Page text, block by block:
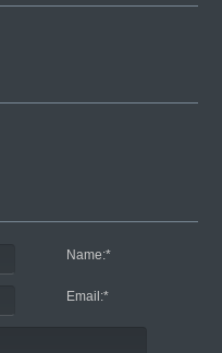
Name:*
Email:*